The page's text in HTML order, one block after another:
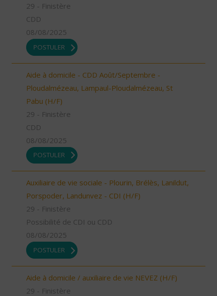
29 - Finistère
CDD
08/08/2025
POSTULER
Aide à domicile - CDD Août/Septembre -
Ploudalmézeau, Lampaul-Ploudalmézeau, St
Pabu (H/F)
29 - Finistère
CDD
08/08/2025
POSTULER
Auxiliaire de vie sociale - Plourin, Brélès, Lanildut,
Porspoder, Landunvez - CDI (H/F)
29 - Finistère
Possibilité de CDI ou CDD
08/08/2025
POSTULER
Aide à domicile / auxiliaire de vie NEVEZ (H/F)
29 - Finistère